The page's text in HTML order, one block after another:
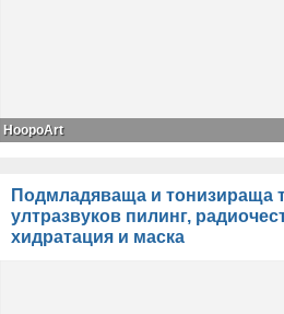
HoopoArt
Подмладяваща и тонизираща
ултразвуков пилинг,
хидратация и маска